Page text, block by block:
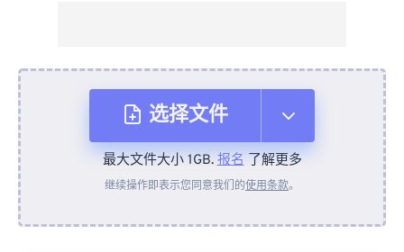
选择文件
从设备
最大文件大小 1GB.报名了解更多
继续操作即表示您同意我们的使用条款。